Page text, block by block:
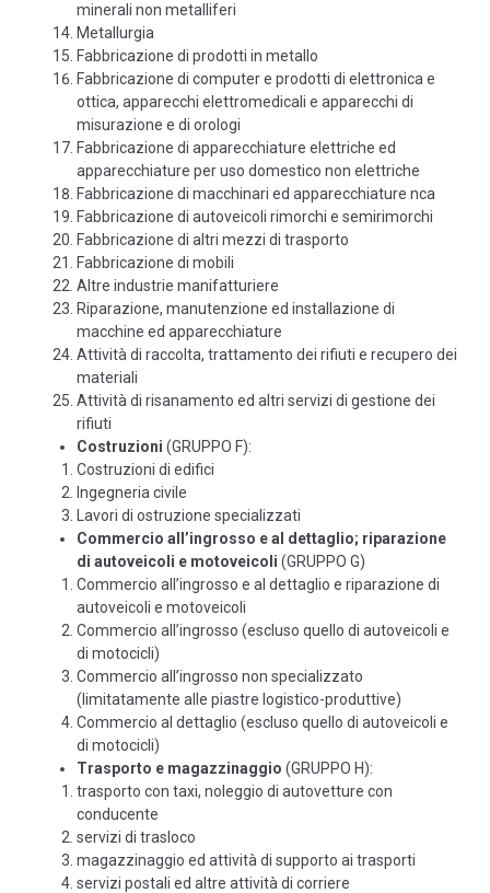
minerali non metalliferi
Metallurgia
Fabbricazione di prodotti in metallo
Fabbricazione di computer e prodotti di elettronica e
ottica, apparecchi elettromedicali e apparecchi di
misurazione e di orologi
Fabbricazione di apparecchiature elettriche ed
apparecchiature per uso domestico non elettriche
Fabbricazione di macchinari ed apparecchiature nca
Fabbricazione di autoveicoli rimorchi e semirimorchi
Fabbricazione di altri mezzi di trasporto
Fabbricazione di mobili
Altre industrie manifatturiere
Riparazione, manutenzione ed installazione di
macchine ed apparecchiature
Attività di raccolta, trattamento dei rifiuti e recupero dei
materiali
Attività di risanamento ed altri servizi di gestione dei
rifiuti
Costruzioni (GRUPPO F):
Costruzioni di edifici
Ingegneria civile
Lavori di ostruzione specializzati
Commercio all’ingrosso e al dettaglio; riparazione
di autoveicoli e motoveicoli (GRUPPO G)
Commercio all’ingrosso e al dettaglio e riparazione di
autoveicoli e motoveicoli
Commercio all’ingrosso (escluso quello di autoveicoli e
di motocicli)
Commercio all’ingrosso non specializzato
(limitatamente alle piastre logistico-produttive)
Commercio al dettaglio (escluso quello di autoveicoli e
di motocicli)
Trasporto e magazzinaggio (GRUPPO H):
trasporto con taxi, noleggio di autovetture con
conducente
servizi di trasloco
magazzinaggio ed attività di supporto ai trasporti
servizi postali ed altre attività di corriere